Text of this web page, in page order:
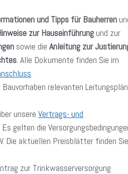
und Tipps für Bauherren
zur Hauseinführung und zur
sowie die Anleitung zur
. Alle Dokumente finden Sie im
.
relevanten
unsere Vertrags- und
Es gelten die
Die aktuellen Preisblätter finden Sie
zur Trinkwasserversorgung